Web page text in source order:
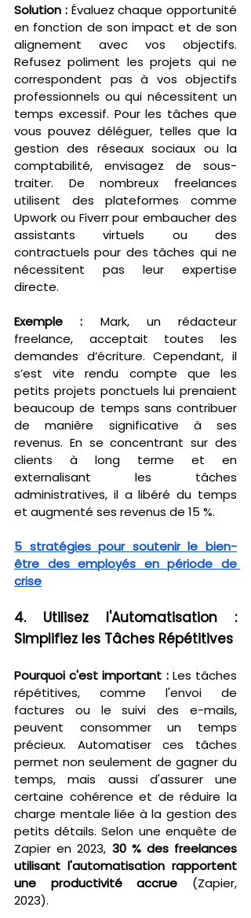
Solution : Évaluez chaque opportunité
en fonction de son impact et de son
alignement avec vos objectifs.
Refusez poliment les projets qui ne
correspondent pas à vos objectifs
professionnels ou qui nécessitent un
temps excessif. Pour les tâches que
vous pouvez déléguer, telles que la
gestion des réseaux sociaux ou la
comptabilité, envisagez de sous-
traiter. De nombreux freelances
utilisent des plateformes comme
Upwork ou Fiverr pour embaucher des
assistants virtuels ou des
contractuels pour des tâches qui ne
nécessitent pas leur expertise
directe.
Exemple : Mark, un rédacteur
freelance, acceptait toutes les
demandes d’écriture. Cependant, il
s’est vite rendu compte que les
petits projets ponctuels lui prenaient
beaucoup de temps sans contribuer
de manière significative à ses
revenus. En se concentrant sur des
clients à long terme et en
externalisant les tâches
administratives, il a libéré du temps
et augmenté ses revenus de 15 %.
5 stratégies pour soutenir le bien-
être des employés en période de
crise
4. Utilisez l'Automatisation :
Simplifiez les Tâches Répétitives
Pourquoi c'est important : Les tâches
répétitives, comme l'envoi de
factures ou le suivi des e-mails,
peuvent consommer un temps
précieux. Automatiser ces tâches
permet non seulement de gagner du
temps, mais aussi d'assurer une
certaine cohérence et de réduire la
charge mentale liée à la gestion des
petits détails. Selon une enquête de
Zapier en 2023, 30 % des freelances
utilisant l'automatisation rapportent
une productivité accrue (Zapier,
2023).